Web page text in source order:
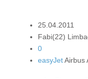
25.04.2011
Fabi(22)
0
easyJetAirbus